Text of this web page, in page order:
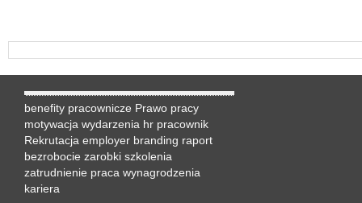
benefity pracownicze Prawo pracy
motywacja wydarzenia hr pracownik
Rekrutacja employer branding raport
bezrobocie zarobki szkolenia
zatrudnienie praca wynagrodzenia
kariera